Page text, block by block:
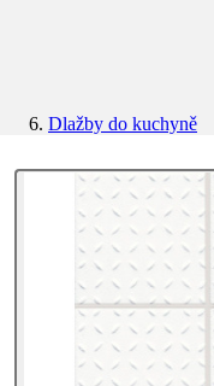
Dlažby do kuchyně